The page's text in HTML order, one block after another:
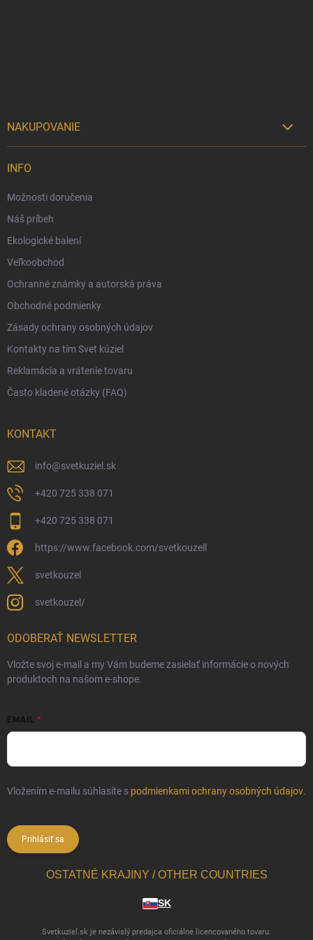
NAKUPOVANIE 
Darčekový radca 🎁
Moja objednávka
Reklamácia a vrátenie tovaru
Vernostný program
Veľkoobchod
Ekologické balenie objednávok
Obchodné podmienky
Zásady ochrany osobných údajov
INFO
Možnosti doručenia
Náš príbeh
Ekologické balení
Veľkoobchod
Ochranné známky a autorská práva
Obchodné podmienky
Zásady ochrany osobných údajov
Kontakty na tím Svet kúziel
Reklamácia a vrátenie tovaru
Často kladené otázky (FAQ)
KONTAKT
info@svetkuziel.sk
+420 725 338 071
+420 725 338 071
https://www.facebook.com/svetkouzell
svetkouzel
svetkouzel/
ODOBERAŤ NEWSLETTER
Vložte svoj e-mail a my Vám budeme zasielať informácie o nových
produktoch na našom e-shope.
EMAIL
Vložením e-mailu súhlasíte s podmienkami ochrany osobných údajov.
Prihlásiť sa
OSTATNÉ KRAJINY / OTHER COUNTRIES
SK
Svetkuziel.sk je nezávislý predajca oficiálne licencovaného tovaru.